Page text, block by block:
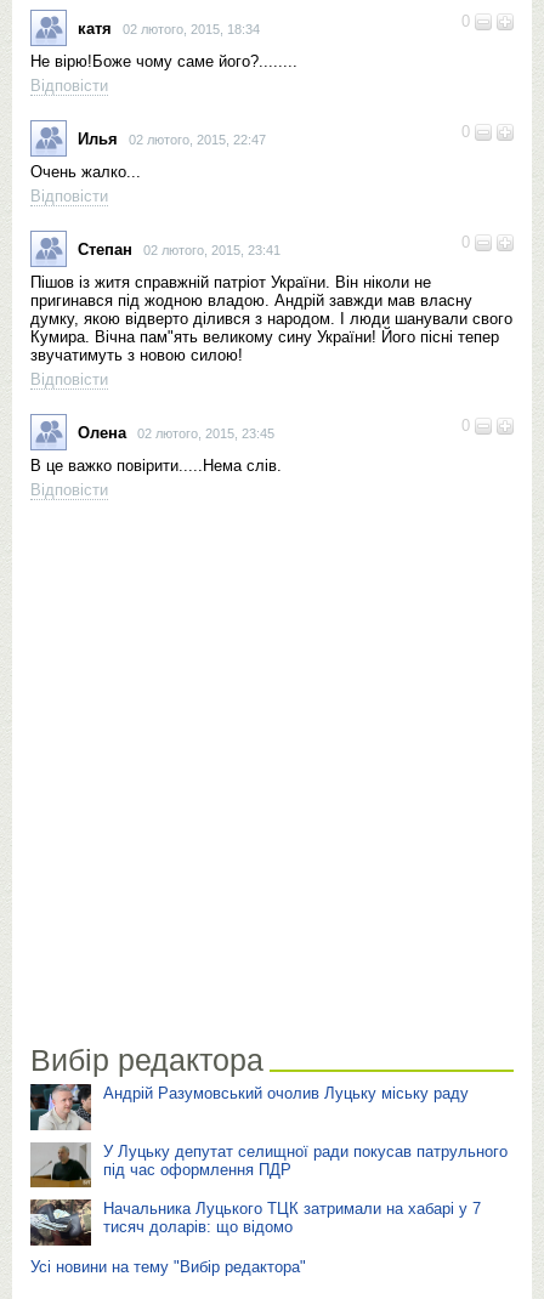
0
катя 02 лютого, 2015, 18:34
Не вірю!Боже чому саме його?........
Відповісти
0
Илья 02 лютого, 2015, 22:47
Очень жалко...
Відповісти
0
Степан 02 лютого, 2015, 23:41
Пішов із житя справжній патріот України. Він ніколи не
пригинався під жодною владою. Андрій завжди мав власну
думку, якою відверто ділився з народом. І люди шанували свого
Кумира. Вічна пам"ять великому сину України! Його пісні тепер
звучатимуть з новою силою!
Відповісти
0
Олена 02 лютого, 2015, 23:45
В це важко повірити.....Нема слів.
Відповісти
Вибір редактора
Андрій Разумовський очолив Луцьку міську раду
У Луцьку депутат селищної ради покусав патрульного
під час оформлення ПДР
Начальника Луцького ТЦК затримали на хабарі у 7
тисяч доларів: що відомо
Усі новини на тему "Вибір редактора"